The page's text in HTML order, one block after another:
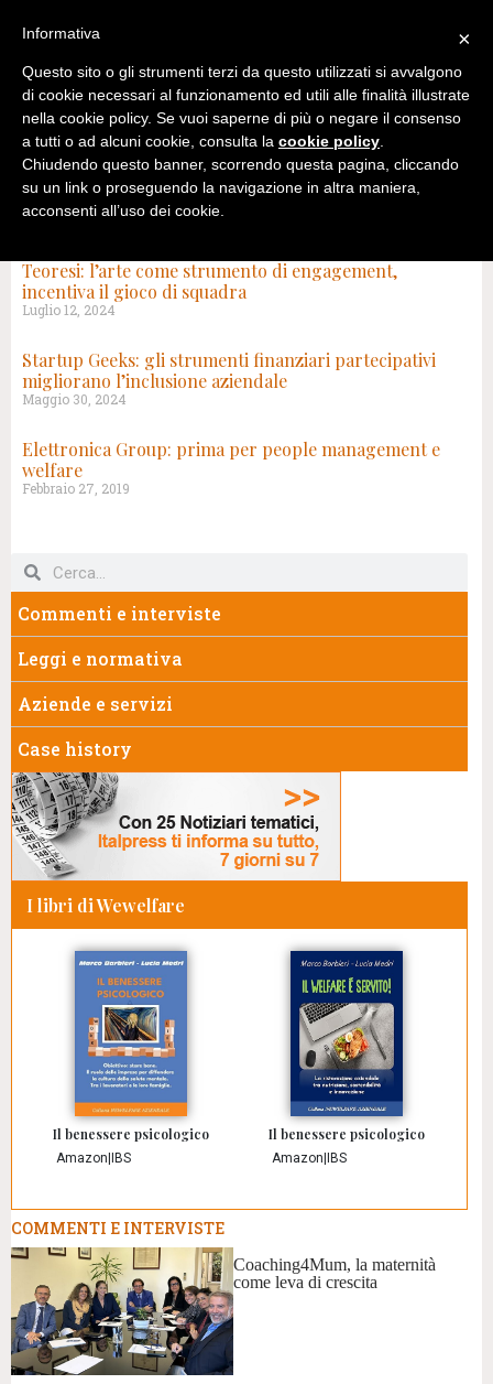
Teoresi: l’arte come strumento di engagement,
incentiva il gioco di squadra
Luglio 12, 2024
Startup Geeks: gli strumenti finanziari partecipativi
migliorano l’inclusione aziendale
Maggio 30, 2024
Elettronica Group: prima per people management e
welfare
Febbraio 27, 2019
Commenti e interviste
Leggi e normativa
Aziende e servizi
Case history
I libri di Wewelfare
Il benessere psicologico
Amazon IBS
Il benessere psicologico
Amazon IBS
COMMENTI E INTERVISTE
Coaching4Mum, la maternità
come leva di crescita
×
Informativa
Questo sito o gli strumenti terzi da questo utilizzati si avvalgono
di cookie necessari al funzionamento ed utili alle finalità illustrate
nella cookie policy. Se vuoi saperne di più o negare il consenso
a tutti o ad alcuni cookie, consulta la cookie policy.
Chiudendo questo banner, scorrendo questa pagina, cliccando
su un link o proseguendo la navigazione in altra maniera,
acconsenti all’uso dei cookie.